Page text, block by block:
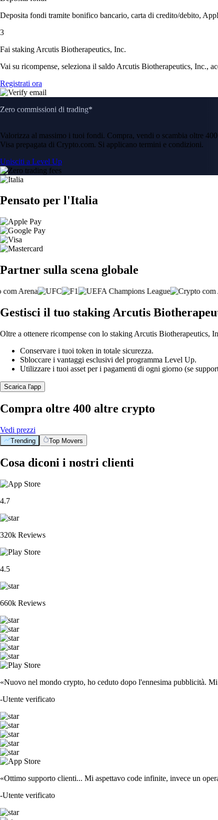
Deposita fondi tramite bonifico bancario, carta di credito/debito,
3
Fai staking Arcutis Biotherapeutics, Inc.
Vai su ricompense, seleziona il saldo Arcutis Biotherapeutics, Inc.,
Registrati ora
Zero commissioni di trading*
Valorizza al massimo i tuoi fondi. Compra, vendi o scambia oltre
Visa prepagata di Crypto.com. Si applicano termini e condizioni.
Unisciti a Level Up
Pensato per l'Italia
Partner sulla scena globale
Gestisci il tuo staking Arcutis
Oltre a ottenere ricompense con lo staking Arcutis Biotherapeutics,
Conservare i tuoi token in totale sicurezza.
Sbloccare i vantaggi esclusivi del programma Level Up.
Utilizzare i tuoi asset per i pagamenti di ogni giorno (se
Scarica l'app
Compra oltre 400 altre crypto
Vedi prezzi
Trending Top Movers
Cosa diconi i nostri clienti
4.7
320k Reviews
4.5
660k Reviews
«Nuovo nel mondo crypto, ho ceduto dopo l'ennesima pubblicità.
-Utente verificato
«Ottimo supporto clienti... Mi aspettavo code infinite, invece un
-Utente verificato